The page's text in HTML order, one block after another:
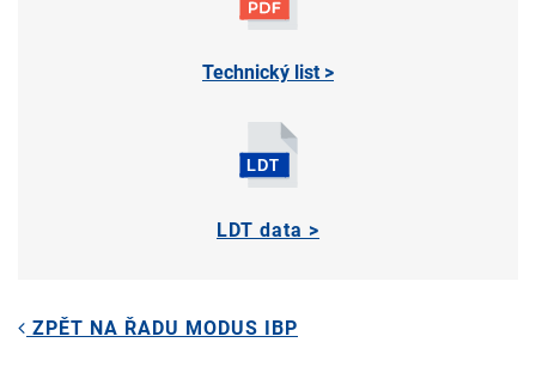
Technický list >
LDT data >
ZPĚT NA ŘADU MODUS IBP